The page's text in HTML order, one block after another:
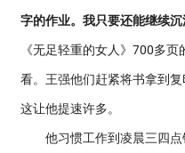
字的作业。我只要还能继续
《无足轻重的女人》700多
看。王强他们赶紧将书拿到
这让他提速许多。
他习惯工作到凌晨三四点